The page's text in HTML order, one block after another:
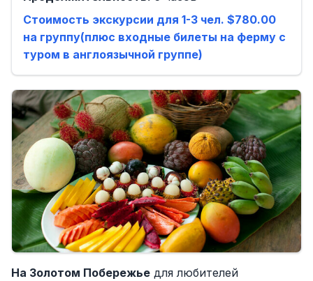
На Золотом Побережье для любителей
Стоимость экскурсии для 1-3 чел. $780.00
на группу(плюс входные билеты на ферму с
туром в англоязычной группе)